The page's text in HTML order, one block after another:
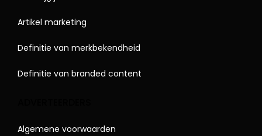
Artikel marketing
Definitie van merkbekendheid
Definitie van branded content
Algemene voorwaarden